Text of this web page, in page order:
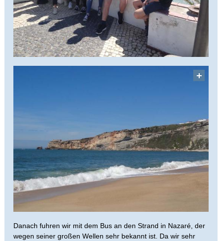
Danach fuhren wir mit dem Bus an den Strand in Nazaré, der
wegen seiner großen Wellen sehr bekannt ist. Da wir sehr